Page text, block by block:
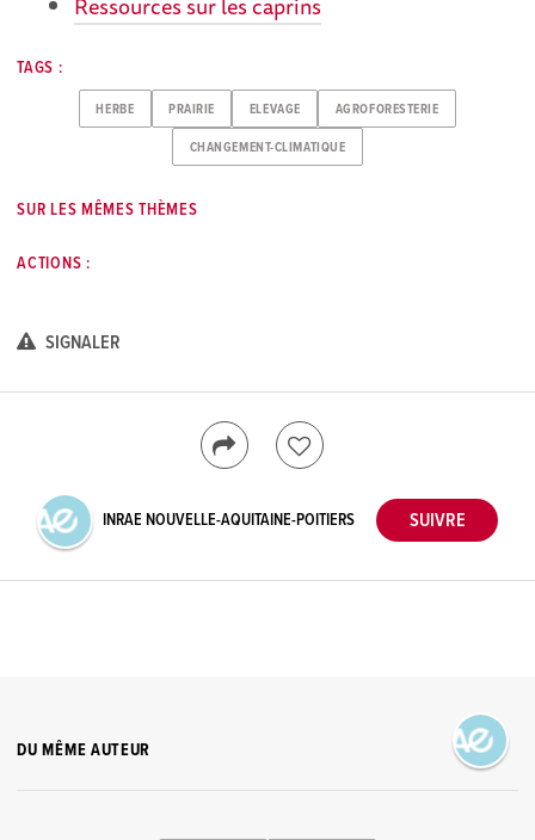
TAGS :
HERBE PRAIRIE ELEVAGE AGROFORESTERIE
CHANGEMENT-CLIMATIQUE
SUR LES MÊMES THÈMES
ACTIONS :
SIGNALER
INRAE NOUVELLE-AQUITAINE-POITIERS
DU MÊME AUTEUR